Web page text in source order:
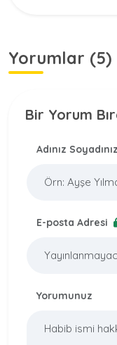
Yorumlar (5)
Bir Yorum
Adınız Soyadınız
E-posta Adresi
Yorumunuz